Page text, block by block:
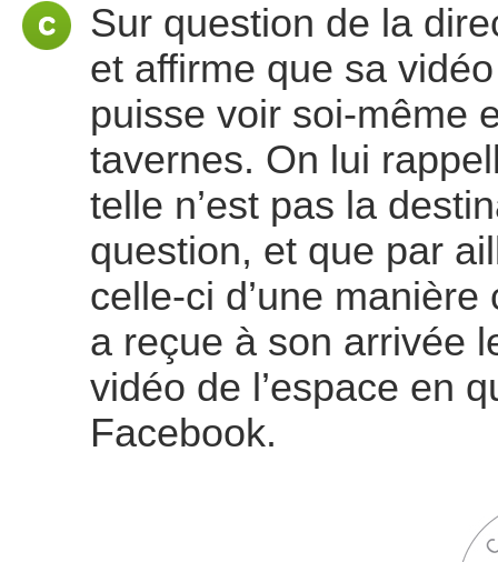
Sur question de la
et affirme que sa
puisse voir soi-même
tavernes. On lui
telle n’est pas la
question, et que par
celle-ci d’une
a reçue à son arrivée
vidéo de l’espace en
Facebook.